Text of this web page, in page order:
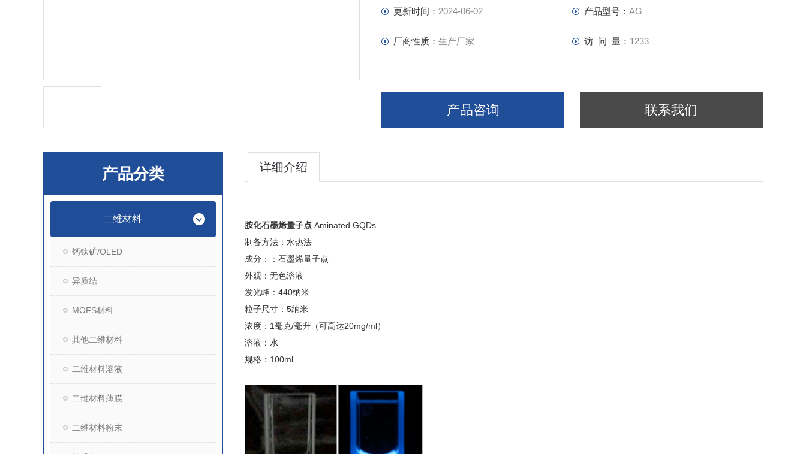
浓度：1毫克/毫升（可高达20mg/ml）
规格：100ml
Emission Photos (1) of ACS Material Aminated Graphene Quantum Dots Excited
by Natural Ligh
更新时间： 2024-06-02 产品型号： AG
厂商性质： 生产厂家 访 问 量： 1233
产品咨询 联系我们
产品分类
二维材料
钙钛矿/OLED
异质结
MOFS材料
其他二维材料
二维材料溶液
二维材料薄膜
二维材料粉末
详细介绍
胺化石墨烯量子点 Aminated GQDs
制备方法：水热法
成分：：石墨烯量子点
外观：无色溶液
发光峰：440纳米
粒子尺寸：5纳米
浓度：1毫克/毫升（可高达20mg/ml）
溶液：水
规格：100ml